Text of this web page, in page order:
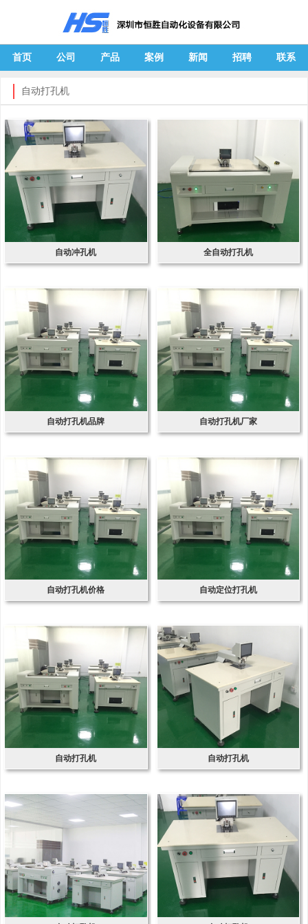
首页 公司 产品 案例 新闻 招聘 联系
自动打孔机
自动冲孔机 全自动打孔机
自动打孔机品牌 自动打孔机厂家
自动打孔机价格 自动定位打孔机
自动打孔机 自动打孔机